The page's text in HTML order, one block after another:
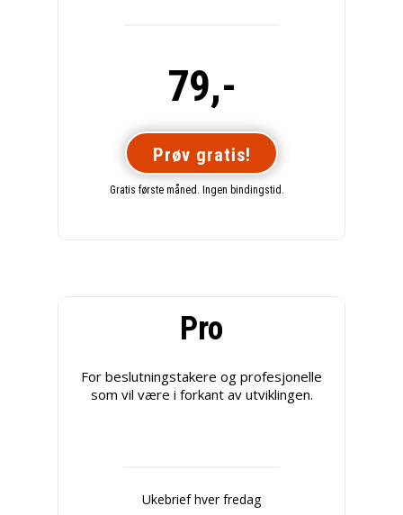
79,-
Prøv gratis!
Gratis første måned. Ingen bindingstid.
Pro
For beslutningstakere og profesjonelle
som vil være i forkant av utviklingen.
Ukebrief hver fredag